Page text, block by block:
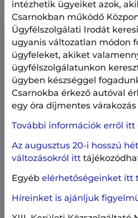
Ilyen volt - ilyen lett Közterületek,
intézhetik ügyeiket azok,
Csarnokban működő
Ügyfélszolgálati Irodát
ugyanis változatlan módon
ügyfeleket, akiket
ügyfélszolgálatunkon
ügyben készséggel
Csarnokba érkező autóval
egy óra díjmentes
További információk erről itt
Az augusztus 20-i hosszú
változásokról itt
Egyéb elérhetőségeinket itt
Híreinket is ajánljuk